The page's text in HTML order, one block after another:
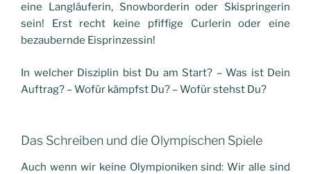
eine Langläuferin, Snowborderin oder Skispringerin
sein! Erst recht keine pfiffige Curlerin oder eine
bezaubernde Eisprinzessin!
In welcher Disziplin bist Du am Start? – Was ist Dein
Auftrag? – Wofür kämpfst Du? – Wofür stehst Du?
Das Schreiben und die Olympischen Spiele
Auch wenn wir keine Olympioniken sind: Wir alle sind